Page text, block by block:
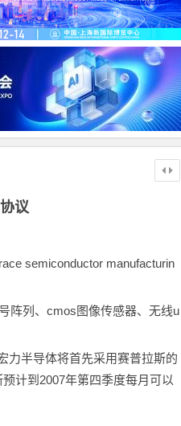
议
semiconductor manufacturin
阵列、cmos图像传感器、无线u
力半导体将首先采用赛普拉斯的
计到2007年第四季度每月可以